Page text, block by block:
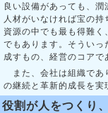
良い設備があっても、
人材がいなければ宝の
資源の中でも最も得難く
でもあります。そういっ
成すもの、経営のコアで
また、会社は組織であ
の継続と革新的成長を実
役割が人をつくり